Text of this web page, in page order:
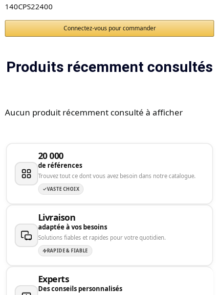
140CPS22400
Connectez-vous pour commander
Produits récemment consultés
Aucun produit récemment consulté à afficher
20 000
de références
Trouvez tout ce dont vous avez besoin dans notre catalogue.
VASTE CHOIX
Livraison
adaptée à vos besoins
Solutions fiables et rapides pour votre quotidien.
RAPIDE & FIABLE
Experts
Des conseils personnalisés